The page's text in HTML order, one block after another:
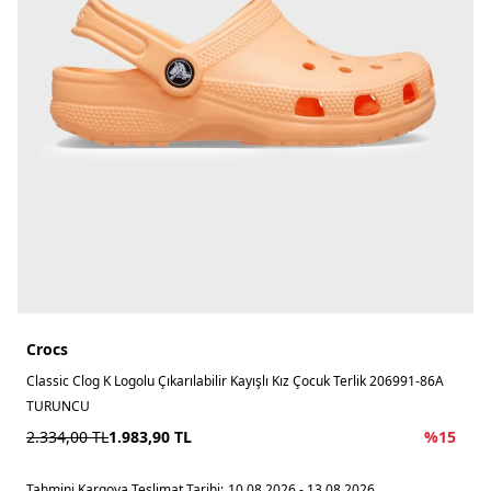
Crocs
Classic Clog K Logolu Çıkarılabilir Kayışlı Kız Çocuk Terlik 206991-86A
TURUNCU
2.334,00TL1.983,90 TL %15